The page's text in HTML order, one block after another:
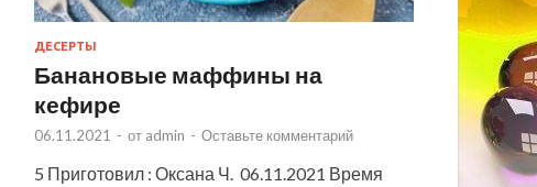
ДЕСЕРТЫ
Банановые маффины на
кефире
06.11.2021 - от admin - Оставьте комментарий
5 Приготовил : Оксана Ч. 06.11.2021 Время